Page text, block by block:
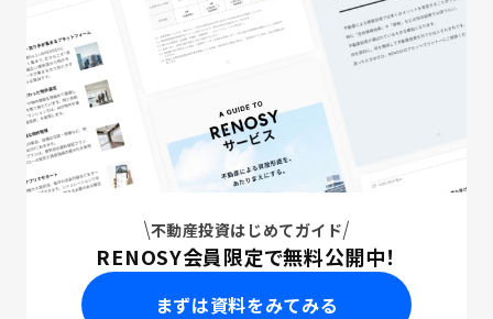
不動産投資はじめてガイド
RENOSY会員限定で無料公開中！
まずは資料をみてみる